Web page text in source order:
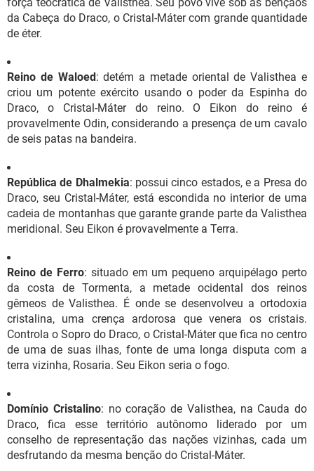
da Cabeça do Draco, o Cristal-Máter com grande quantidade
de éter.
Reino de Waloed : detém a metade oriental de Valisthea e
criou um potente exército usando o poder da Espinha do
Draco, o Cristal-Máter do reino. O Eikon do reino é
provavelmente Odin, considerando a presença de um cavalo
de seis patas na bandeira.
República de Dhalmekia: possui cinco estados, e a Presa do
Draco, seu Cristal-Máter, está escondida no interior de uma
cadeia de montanhas que garante grande parte da Valisthea
meridional. Seu Eikon é provavelmente a Terra.
Reino de Ferro: situado em um pequeno arquipélago perto
da costa de Tormenta, a metade ocidental dos reinos
gêmeos de Valisthea. É onde se desenvolveu a ortodoxia
cristalina, uma crença ardorosa que venera os cristais.
Controla o Sopro do Draco, o Cristal-Máter que fica no centro
de uma de suas ilhas, fonte de uma longa disputa com a
terra vizinha, Rosaria. Seu Eikon seria o fogo.
Domínio Cristalino: no coração de Valisthea, na Cauda do
Draco, fica esse território autônomo liderado por um
conselho de representação das nações vizinhas, cada um
desfrutando da mesma benção do Cristal-Máter.